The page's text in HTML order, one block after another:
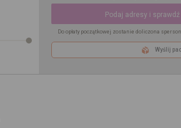
Podaj adresy i
Do opłaty początkowej zostanie doliczona
Wyślij